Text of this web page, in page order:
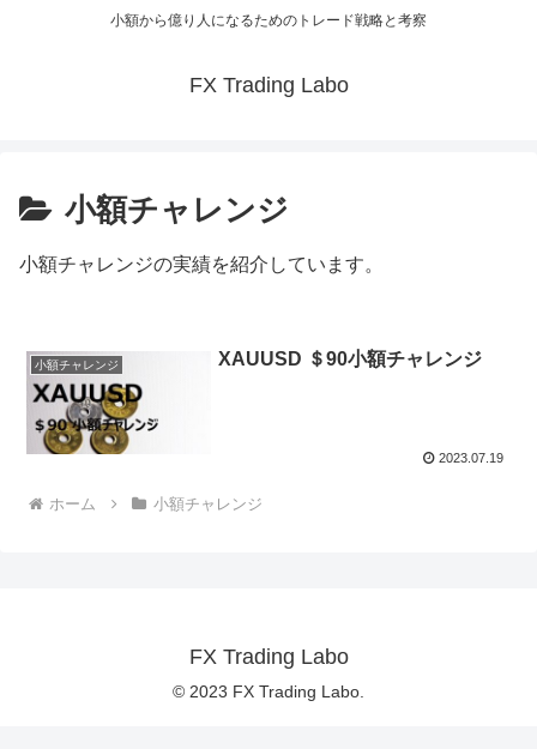
小額から億り人になるためのトレード戦略と考察
FX Trading Labo
小額チャレンジ
小額チャレンジの実績を紹介しています。
小額チャレンジ XAUUSD ＄90小額チャレンジ
2023.07.19
ホーム 小額チャレンジ
FX Trading Labo
© 2023 FX Trading Labo.